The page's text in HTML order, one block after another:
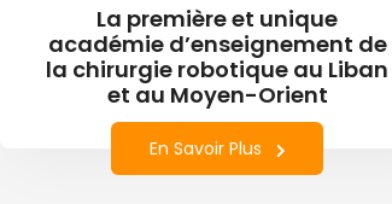
La première et unique
académie d’enseignement de
la chirurgie robotique au Liban
et au Moyen-Orient
En Savoir Plus